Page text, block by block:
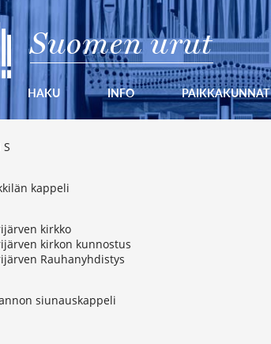
Suomen urut
HAKU INFO PAIKKAKUNNAT
S
kappeli
kirkko
kirkon kunnostus
Rauhanyhdistys
siunauskappeli